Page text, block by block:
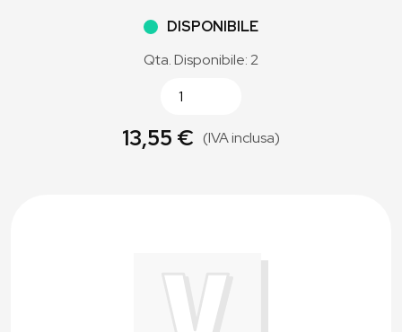
DISPONIBILE
Qta. Disponibile: 2
13,55 € (IVA inclusa)